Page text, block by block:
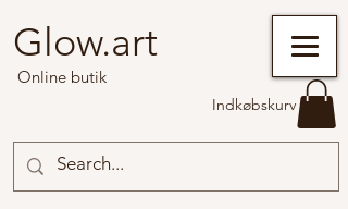
Indkøbskurv
Glow.art
Online butik